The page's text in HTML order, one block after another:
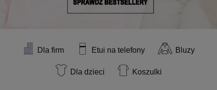
Dla firm Etui na telefony Bluzy
Dla dzieci Koszulki